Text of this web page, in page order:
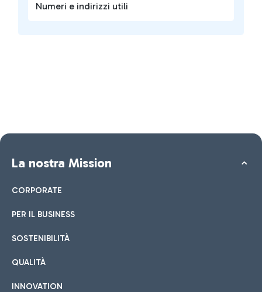
Numeri e indirizzi utili
La nostra Mission
CORPORATE
PER IL BUSINESS
SOSTENIBILITÀ
QUALITÀ
INNOVATION